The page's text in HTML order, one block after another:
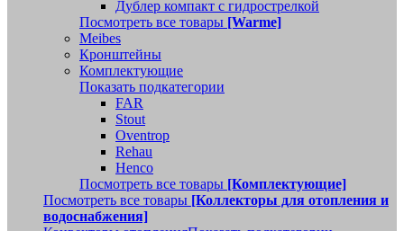
Дублер компакт с гидрострелкой
Посмотреть все товары [Warme]
Meibes
Кронштейны
Комплектующие
Показать подкатегории
FAR
Stout
Oventrop
Rehau
Henco
Посмотреть все товары [Комплектующие]
Посмотреть все товары [Коллекторы для отопления и
водоснабжения]